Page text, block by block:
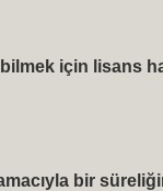
için lisans
amacıyla bir